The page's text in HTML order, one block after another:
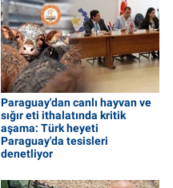
Paraguay'dan canlı hayvan ve
sığır eti ithalatında kritik
aşama: Türk heyeti
Paraguay'da tesisleri
denetliyor